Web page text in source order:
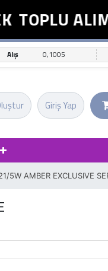
TOPLU ALIM
Alış 0,1005
Giriş Yap
5W AMBER EXCLUSIVE